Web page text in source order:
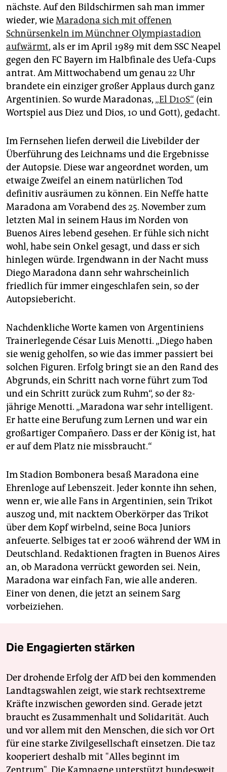
nächste. Auf den Bildschirmen sah man immer
wieder, wieMaradona sich mit offenen
Schnürsenkeln im Münchner Olympiastadion
aufwärmt, als er im April 1989 mit dem SSC Neapel
gegen den FC Bayern im Halbfinale des Uefa-Cups
antrat. Am Mittwochabend um genau 22 Uhr
brandete ein einziger großer Applaus durch ganz
Argentinien. So wurde Maradonas, „El D10S“ (ein
Wortspiel aus Diez und Dios, 10 und Gott), gedacht.
Im Fernsehen liefen derweil die Livebilder der
Überführung des Leichnams und die Ergebnisse
der Autopsie. Diese war angeordnet worden, um
etwaige Zweifel an einem natürlichen Tod
definitiv ausräumen zu können. Ein Neffe hatte
Maradona am Vorabend des 25. November zum
letzten Mal in seinem Haus im Norden von
Buenos Aires lebend gesehen. Er fühle sich nicht
wohl, habe sein Onkel gesagt, und dass er sich
hinlegen würde. Irgendwann in der Nacht muss
Diego Maradona dann sehr wahrscheinlich
friedlich für immer eingeschlafen sein, so der
Autopsiebericht.
Nachdenkliche Worte kamen von Argentiniens
Trainerlegende César Luis Menotti. „Diego haben
sie wenig geholfen, so wie das immer passiert bei
solchen Figuren. Erfolg bringt sie an den Rand des
Abgrunds, ein Schritt nach vorne führt zum Tod
und ein Schritt zurück zum Ruhm“, so der 82-
jährige Menotti. „Maradona war sehr intelligent.
Er hatte eine Berufung zum Lernen und war ein
großartiger Compañero. Dass er der König ist, hat
er auf dem Platz nie missbraucht.“
Im Stadion Bombonera besaß Maradona eine
Ehrenloge auf Lebenszeit. Jeder konnte ihn sehen,
wenn er, wie alle Fans in Argentinien, sein Trikot
auszog und, mit nacktem Oberkörper das Trikot
über dem Kopf wirbelnd, seine Boca Juniors
anfeuerte. Selbiges tat er 2006 während der WM in
Deutschland. Redaktionen fragten in Buenos Aires
an, ob Maradona verrückt geworden sei. Nein,
Maradona war einfach Fan, wie alle anderen.
Einer von denen, die jetzt an seinem Sarg
vorbeiziehen.
Die Engagierten stärken
Der drohende Erfolg der AfD bei den kommenden
Landtagswahlen zeigt, wie stark rechtsextreme
Kräfte inzwischen geworden sind. Gerade jetzt
braucht es Zusammenhalt und Solidarität. Auch
und vor allem mit den Menschen, die sich vor Ort
für eine starke Zivilgesellschaft einsetzen. Die taz
kooperiert deshalb mit "Alles beginnt im